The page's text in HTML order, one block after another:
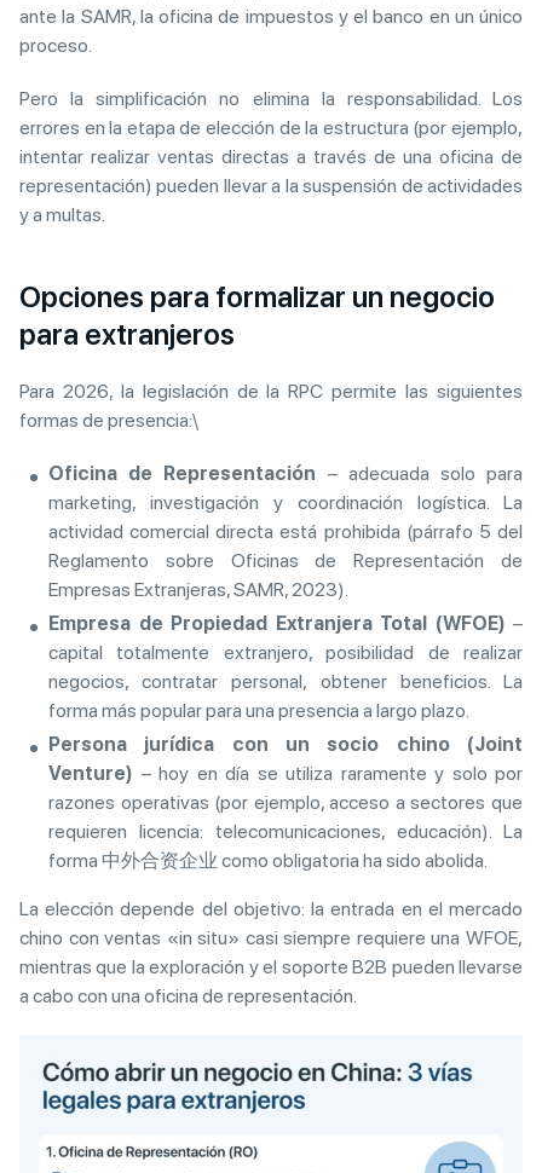
ante la SAMR, la oficina de impuestos y el banco en un único
proceso.
Pero la simplificación no elimina la responsabilidad. Los
errores en la etapa de elección de la estructura (por ejemplo,
intentar realizar ventas directas a través de una oficina de
representación) pueden llevar a la suspensión de actividades
y a multas.
Opciones para formalizar un negocio
para extranjeros
Para 2026, la legislación de la RPC permite las siguientes
formas de presencia:\
Oficina de Representación – adecuada solo para
marketing, investigación y coordinación logística. La
actividad comercial directa está prohibida (párrafo 5 del
Reglamento sobre Oficinas de Representación de
Empresas Extranjeras, SAMR, 2023).
Empresa de Propiedad Extranjera Total (WFOE) –
capital totalmente extranjero, posibilidad de realizar
negocios, contratar personal, obtener beneficios. La
forma más popular para una presencia a largo plazo.
Persona jurídica con un socio chino (Joint
Venture) – hoy en día se utiliza raramente y solo por
razones operativas (por ejemplo, acceso a sectores que
requieren licencia: telecomunicaciones, educación). La
forma 中外合资企业 como obligatoria ha sido abolida.
La elección depende del objetivo: la entrada en el mercado
chino con ventas «in situ» casi siempre requiere una WFOE,
mientras que la exploración y el soporte B2B pueden llevarse
a cabo con una oficina de representación.